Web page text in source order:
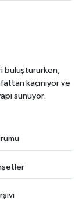
buluştururken,
kaçınıyor ve
sunuyor.